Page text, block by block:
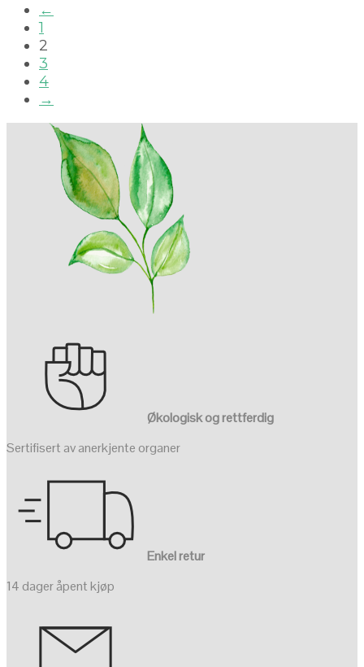
←
1
2
3
4
→
Økologisk og rettferdig
Sertifisert av anerkjente organer
Enkel retur
14 dager åpent kjøp